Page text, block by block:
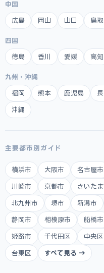
中国
広島 岡山 山口 鳥取
四国
徳島 香川 愛媛 高知
九州・沖縄
福岡 熊本 鹿児島
沖縄
主要都市別ガイド
横浜市 大阪市 名古屋市
川崎市 京都市 さいた
北九州市 堺市 新潟市
静岡市 相模原市 船橋市
姫路市 千代田区 中央区
台東区 すべて見る →